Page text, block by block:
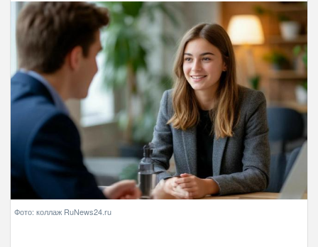
Фото: коллаж RuNews24.ru